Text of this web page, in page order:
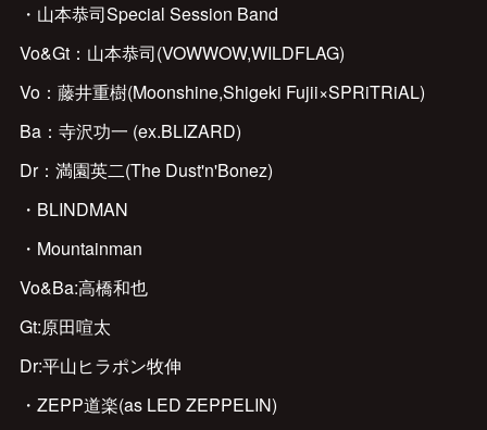
・山本恭司Special Session Band
Vo&Gt：山本恭司(VOWWOW,WILDFLAG)
Vo：藤井重樹(Moonshine,Shigeki Fujii×SPRiTRiAL)
Ba：寺沢功一 (ex.BLIZARD)
Dr：満園英二(The Dust'n'Bonez)
・BLINDMAN
・Mountainman
Vo&Ba:高橋和也
Gt:原田喧太
Dr:平山ヒラポン牧伸
・ZEPP道楽(as LED ZEPPELIN)